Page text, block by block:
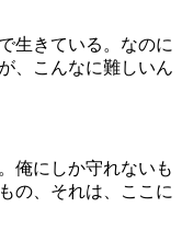
生きている。なのに
、こんなに難しいん
俺にしか守れないも
の、それは、ここに